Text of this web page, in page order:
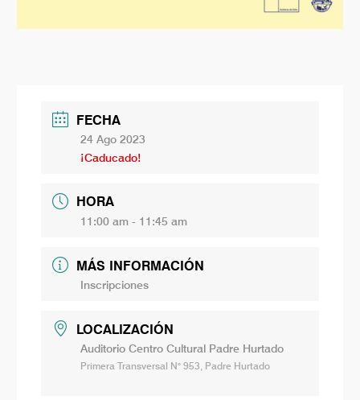
FECHA
24 Ago 2023
¡Caducado!
HORA
11:00 am - 11:45 am
MÁS INFORMACIÓN
Inscripciones
LOCALIZACIÓN
Auditorio Centro Cultural Padre Hurtado
Primera Transversal N° 953, Padre Hurtado